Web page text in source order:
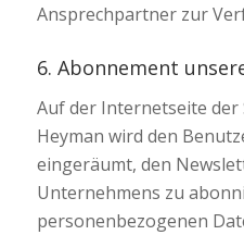
Ansprechpartner zur
6. Abonnement
Auf der Internetseite
Heyman wird den
eingeräumt, den
Unternehmens zu
personenbezogenen